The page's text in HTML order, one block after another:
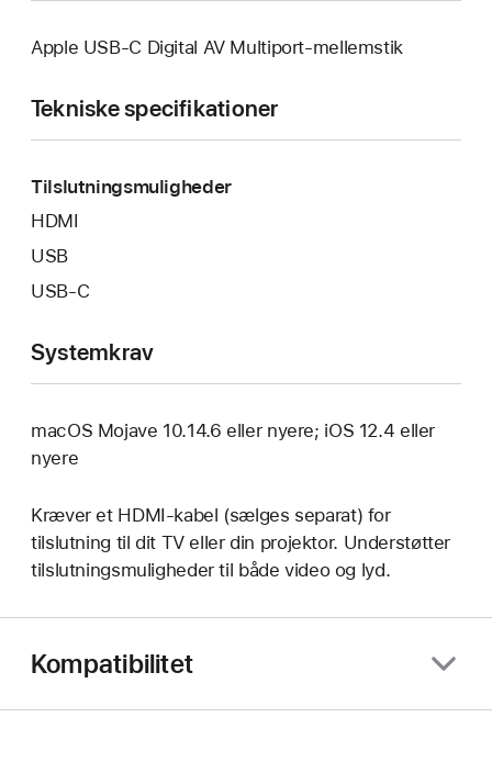
Apple USB-C Digital AV Multiport-mellemstik
Tekniske specifikationer
Tilslutningsmuligheder
HDMI
USB
USB‑C
Systemkrav
macOS Mojave 10.14.6 eller nyere; iOS 12.4 eller
nyere
Kræver et HDMI-kabel (sælges separat) for
tilslutning til dit TV eller din projektor. Understøtter
tilslutningsmuligheder til både video og lyd.
Kompatibilitet